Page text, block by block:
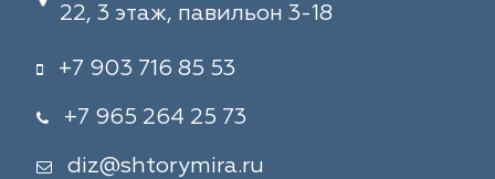
22, 3 этаж, павильон 3-18
+7 903 716 85 53
+7 965 264 25 73
diz@shtorymira.ru